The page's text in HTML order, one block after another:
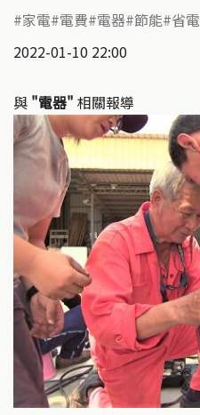
家電 電費 電器 節能 省電
2022-01-10 22:00
與 "電器" 相關報導